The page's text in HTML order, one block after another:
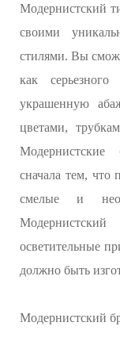
Модернистский
своими
стилями. Вы
как
украшенную
цветами,
сначала тем, что
смелые и
Модернистский
осветительные
должно быть
Модернистский